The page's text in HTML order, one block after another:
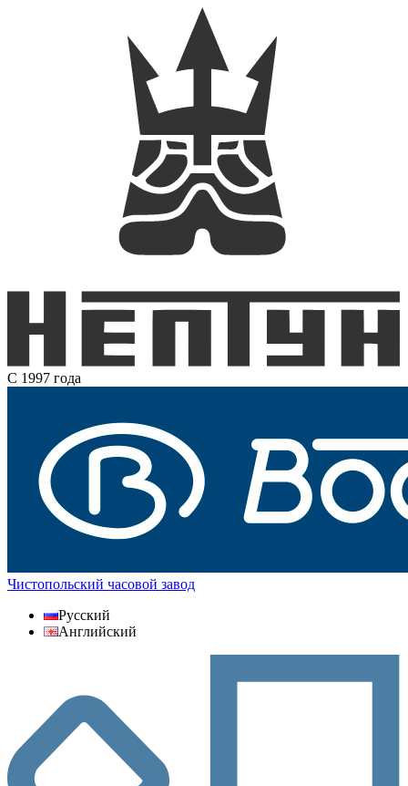
С 1997 года
Чистопольский часовой завод
Русский
Английский